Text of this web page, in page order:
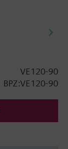
VE120-90
BPZ:VE120-90